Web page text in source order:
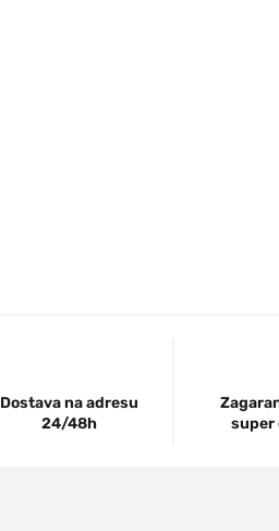
Dostava na adresu
24/48h
super